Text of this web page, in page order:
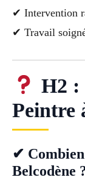
✔ Intervention
✔ Travail
H2 :
Peintre
✔
Belcodène